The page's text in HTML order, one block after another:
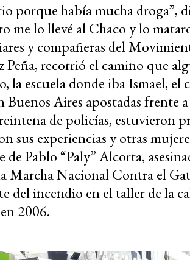
porque había mucha droga”,
me lo llevé al Chaco y lo
y compañeras del
Peña, recorrió el camino que
la escuela donde iba Ismael,
Aires apostadas frente
de policías, estuvieron
sus experiencias y otras
de Pablo “Paly” Alcorta,
Marcha Nacional Contra el
del incendio en el taller de la
2006.